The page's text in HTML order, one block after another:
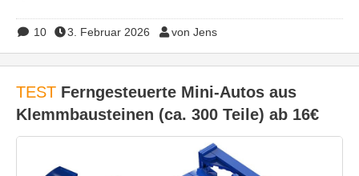
10 3. Februar 2026 von Jens
TEST Ferngesteuerte Mini-Autos aus
Klemmbausteinen (ca. 300 Teile) ab 16€